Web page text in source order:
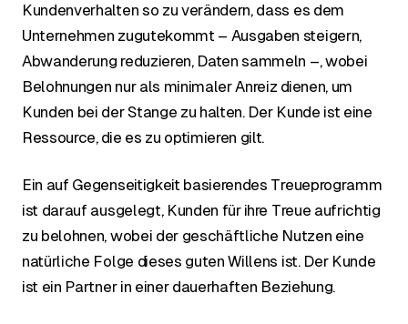
Kundenverhalten so zu verändern, dass es dem
Unternehmen zugutekommt – Ausgaben steigern,
Abwanderung reduzieren, Daten sammeln –, wobei
Belohnungen nur als minimaler Anreiz dienen, um
Kunden bei der Stange zu halten. Der Kunde ist eine
Ressource, die es zu optimieren gilt.
Ein auf Gegenseitigkeit basierendes Treueprogramm
ist darauf ausgelegt, Kunden für ihre Treue aufrichtig
zu belohnen, wobei der geschäftliche Nutzen eine
natürliche Folge dieses guten Willens ist. Der Kunde
ist ein Partner in einer dauerhaften Beziehung.